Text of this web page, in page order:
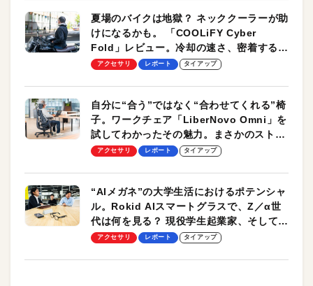
夏場のバイクは地獄？ ネッククーラーが助
けになるかも。 「COOLiFY Cyber
Fold」レビュー。冷却の速さ、密着する冷
却プレート、シンプルな操作性がグッド！
アクセサリ レポート タイアップ
自分に“合う”ではなく“合わせてくれる”椅
子。ワークチェア「LiberNovo Omni」を
試してわかったその魅力。まさかのストレ
ッチ機能も搭載
アクセサリ レポート タイアップ
“AIメガネ”の大学生活におけるポテンシャ
ル。Rokid AIスマートグラスで、Z／α世
代は何を見る？ 現役学生起業家、そして教
授による体験会レポート【PR】
アクセサリ レポート タイアップ